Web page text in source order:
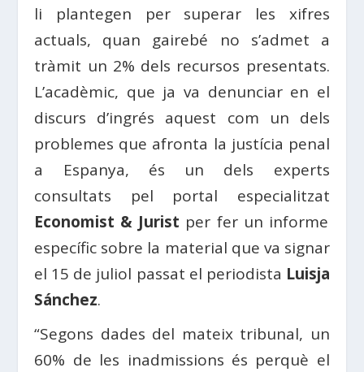
li plantegen per superar les xifres
actuals, quan gairebé no s’admet a
tràmit un 2% dels recursos presentats.
L’acadèmic, que ja va denunciar en el
discurs d’ingrés aquest com un dels
problemes que afronta la justícia penal
a Espanya, és un dels experts
consultats pel portal especialitzat
Economist & Jurist per fer un informe
específic sobre la material que va signar
el 15 de juliol passat el periodista Luisja
Sánchez.
“Segons dades del mateix tribunal, un
60% de les inadmissions és perquè el